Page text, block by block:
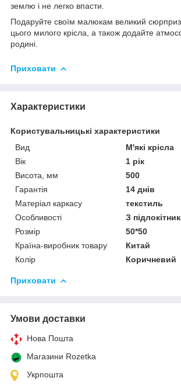
землю і не легко впасти.
Подаруйте своїм малюкам великий
цього милого крісла, а також додайте
родині.
Приховати
Характеристики
Користувальницькі характеристики
Вид
М'які крісла
Вік
1 рік
Висота, мм
500
Гарантія
14 днів
Матеріал каркасу
текстиль
Особливості
З
Розмір
50*50
Країна-виробник товару
Китай
Колір
Коричневий
Приховати
Умови доставки
Нова Пошта
Магазини Rozetka
Укрпошта